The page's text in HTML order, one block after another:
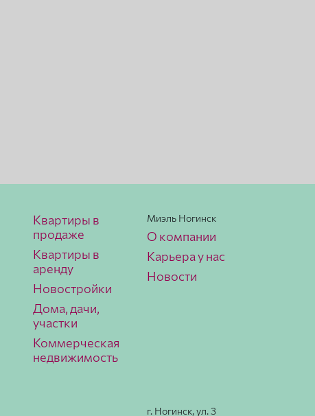
Квартиры в
продаже
Квартиры в
аренду
Новостройки
Дома, дачи,
участки
Коммерческая
недвижимость
Миэль Ногинск
О компании
Карьера у нас
Новости
г. Ногинск, ул. 3